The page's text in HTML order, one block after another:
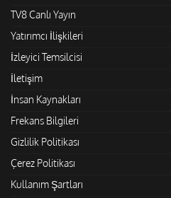
TV8 Canlı Yayın
Yatırımcı İlişkileri
İzleyici Temsilcisi
İletişim
İnsan Kaynakları
Frekans Bilgileri
Gizlilik Politikası
Çerez Politikası
Kullanım Şartları